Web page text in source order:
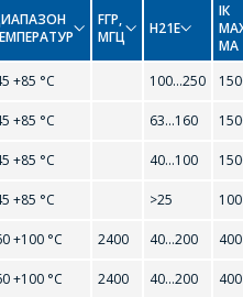
2N3904
2N4411
2N5551
2SC496
FГР,
МГЦ
H21Е
IК
МА
+85 °С 100...250
+85 °С 63...160
+85 °С 40...100
+85 °С >25 100
+100 °С 2400 40...200 400
+100 °С 2400 40...200 400